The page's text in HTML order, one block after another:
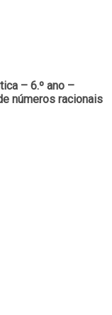
– 6.º ano –
números racionais